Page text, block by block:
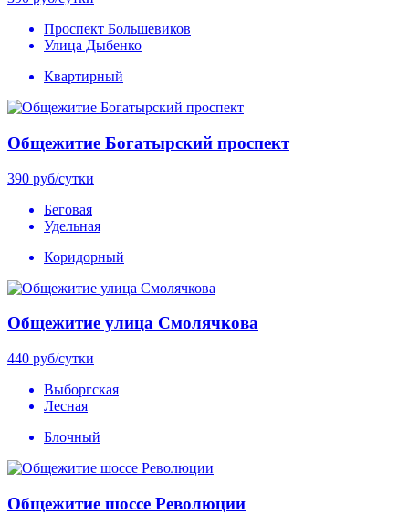
Проспект Большевиков
Улица Дыбенко
Квартирный
Общежитие Богатырский проспект
390 руб/сутки
Беговая
Удельная
Коридорный
Общежитие улица Смолячкова
440 руб/сутки
Выборгская
Лесная
Блочный
Общежитие шоссе Революции